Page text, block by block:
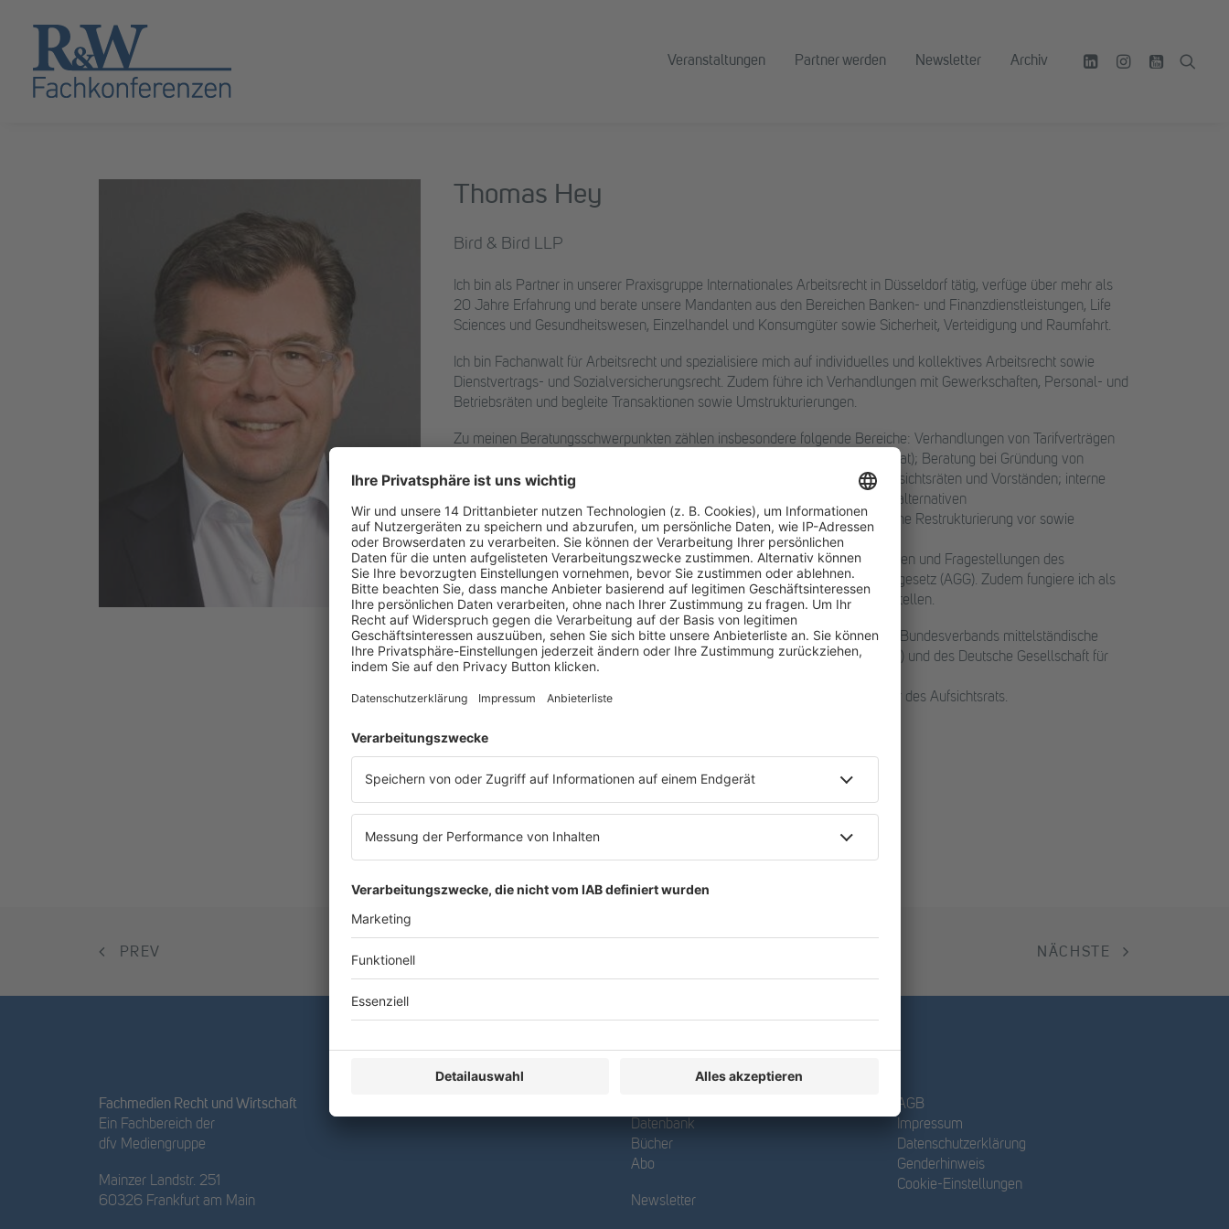
Veranstaltungen Partner werden Newsletter Archiv
Thomas Hey
Bird & Bird LLP
Ich bin als Partner in unserer Praxisgruppe Internationales Arbeitsrecht in Düsseldorf tätig, verfüge über mehr als
20 Jahre Erfahrung und berate unsere Mandanten aus den Bereichen Banken- und Finanzdienstleistungen, Life
Sciences und Gesundheitswesen, Einzelhandel und Konsumgüter sowie Sicherheit, Verteidigung und Raumfahrt.
Ich bin Fachanwalt für Arbeitsrecht und spezialisiere mich auf individuelles und kollektives Arbeitsrecht sowie
Dienstvertrags- und Sozialversicherungsrecht. Zudem führe ich Verhandlungen mit Gewerkschaften, Personal- und
Betriebsräten und begleite Transaktionen sowie Umstrukturierungen.
Zu meinen Beratungsschwerpunkten zählen insbesondere folgende Bereiche: Verhandlungen von Tarifverträgen
und Beratung zu Tarifrecht; Mitbestimmung auf dem Board Level (Aufsichtsrat); Beratung bei Gründung von
Aufsichtsräten sowie zu Rechtsfolgen insbesondere wegen Haftung von Aufsichtsräten und Vorständen; interne
Ermittlungen; Regelungen für ältere Arbeitnehmerinnen und Arbeitnehmer; alternativen
Personalbesetzungsstrategien; Arbeit 4.0 und Digitalisierung; arbeitsrechtliche Restrukturierung vor sowie
Integration nach der Transaktion; internationales Arbeitsrecht.
Außerhalb meiner Praxis publiziere ich regelmäßig zu hoch-aktuellen Themen und Fragestellungen des
Arbeitsrechts wie etwa zum Aufsichtsrat, Tarifrecht und Antidiskriminierungsgesetz (AGG). Zudem fungiere ich als
Verhandlungstrainer und betreue Mediationen und Verfahren vor Einigungsstellen.
Ich bin Mitglied der Arbeitsgemeinschaft für betriebliche Altersvorsorge, des Bundesverbands mittelständische
Wirtschaft (BVMW), der European Employment Lawyers Association (EELA) und des Deutsche Gesellschaft für
Personalführung e.V. (DGFP).
Weiterhin berate ich zum Recht der Aufsichtsräte und bin selbst Vorsitzender des Aufsichtsrats.
Jura-Studium an der Universität Bayreuth
Zulassungen:
Zugelassener Rechtsanwalt seit 1996
PREV NÄCHSTE
Fachmedien Recht und Wirtschaft
Ein Fachbereich der
dfv Mediengruppe
Mainzer Landstr. 251
60326 Frankfurt am Main
Datenbank
Bücher
Abo
Newsletter
AGB
Impressum
Datenschutzerklärung
Genderhinweis
Cookie-Einstellungen